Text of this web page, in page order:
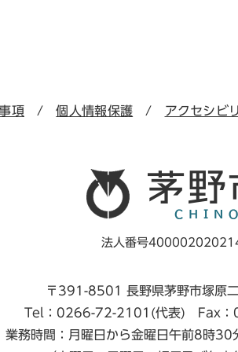
項 個人情報保護 アクセシビ
法人番号
〒391-8501 長野県茅野市塚原
Tel：0266-72-2101(代表) Fax
業務時間：月曜日から金曜日午前8時